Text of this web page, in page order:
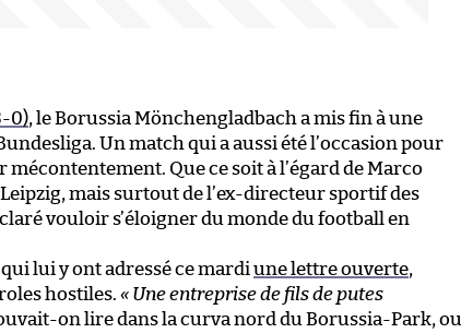
0), le Borussia Mönchengladbach a mis fin à une
Un match qui a aussi été l’occasion pour
Que ce soit à l’égard de Marco
mais surtout de l’ex-directeur sportif des
vouloir s’éloigner du monde du football en
lui y ont adressé ce mardi une lettre ouverte,
hostiles. « Une entreprise de fils de putes
on lire dans la curva nord du Borussia-Park, ou